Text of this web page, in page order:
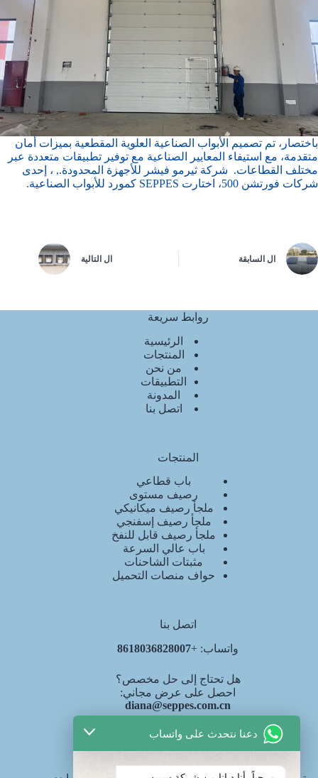
باختصار، تم تصميم الأبواب الصناعية العلوية المقطعية بميزات أمان
متقدمة، مع استيفاء المعايير الصناعية مع توفير تطبيقات متعددة عبر
مختلف القطاعات. شركة ثيرمو فيشر للأجهزة المحدودة., ، إحدى
شركات فورتشن 500، اختارت SEPPES كمورد للأبواب الصناعية.
ال السابقة ال التالية
روابط سريعة
الرئيسية
المنتجات
من نحن
التطبيقات
المدونة
اتصل بنا
المنتجات
باب قطاعي
رصيف مستوى
ملجأ رصيف ميكانيكي
ملجأ رصيف إسفنجي
ملجأ رصيف قابل للنفخ
باب عالي السرعة
مثبتات الشاحنات
حواف منصات التحميل
اتصل بنا
واتساب: +8618036828007
هل تحتاج إلى حل مخصص؟
احصل على عرض مجاني:
diana@seppes.com.cn
خدمات SEPPES
دعنا نتحدث على واتساب